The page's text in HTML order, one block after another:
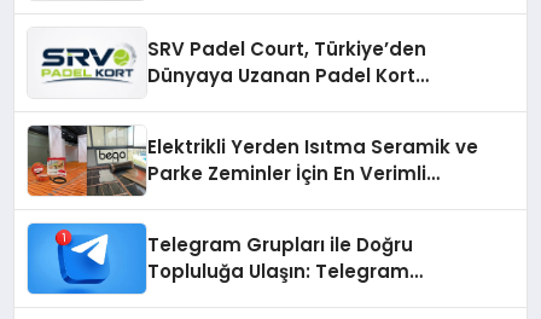
SRV Padel Court, Türkiye’den
Dünyaya Uzanan Padel Kort
Elektrikli Yerden Isıtma Seramik ve
Parke Zeminler İçin En Verimli
Telegram Grupları ile Doğru
Topluluğa Ulaşın: Telegram